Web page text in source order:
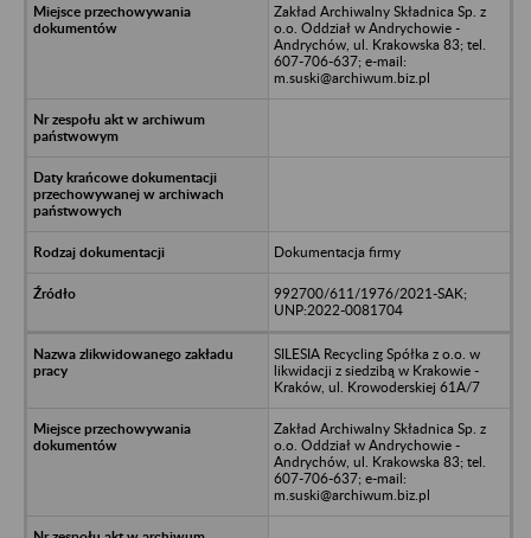
Zakład Archiwalny Składnica Sp. z
o.o. Oddział w Andrychowie -
Andrychów, ul. Krakowska 83; tel.
607-706-637; e-mail:
m.suski@archiwum.biz.pl
Dokumentacja firmy
992700/611/1976/2021-SAK;
UNP:2022-0081704
SILESIA Recycling Spółka z o.o. w
likwidacji z siedzibą w Krakowie -
Kraków, ul. Krowoderskiej 61A/7
Zakład Archiwalny Składnica Sp. z
o.o. Oddział w Andrychowie -
Andrychów, ul. Krakowska 83; tel.
607-706-637; e-mail:
m.suski@archiwum.biz.pl